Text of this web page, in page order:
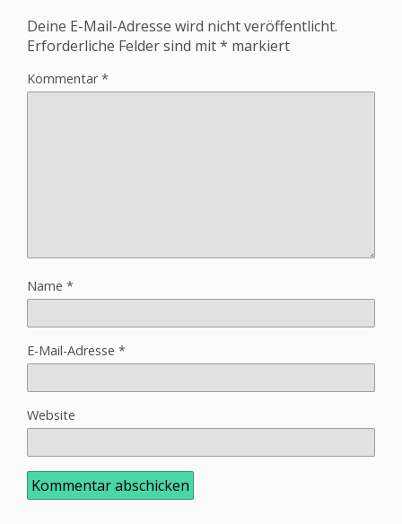
Deine E-Mail-Adresse wird nicht veröffentlicht.
Erforderliche Felder sind mit* markiert
Kommentar*
Name *
E-Mail-Adresse *
Website